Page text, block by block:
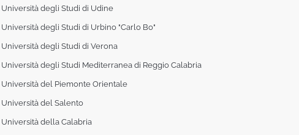
Università degli Studi di Udine
Università degli Studi di Urbino "Carlo Bo"
Università degli Studi di Verona
Università degli Studi Mediterranea di Reggio Calabria
Università del Piemonte Orientale
Università del Salento
Università della Calabria